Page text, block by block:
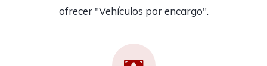
ofrecer "Vehículos por encargo".